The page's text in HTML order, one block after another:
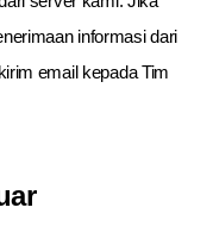
informasi dari
email kepada Tim